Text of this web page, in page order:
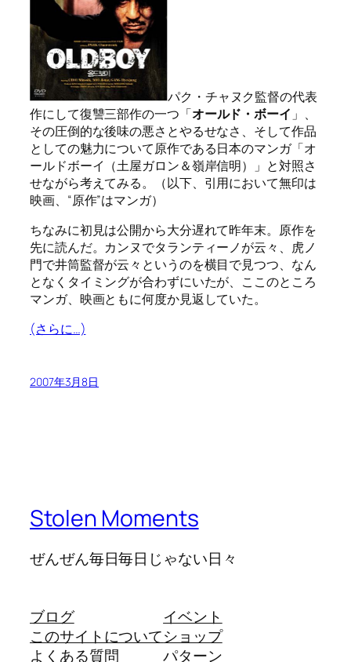
パク・チャヌク監督の代表
作にして復讐三部作の一つ「オールド・ボーイ 」、
その圧倒的な後味の悪さとやるせなさ、そして作品
としての魅力について原作である日本のマンガ「オ
ールドボーイ（土屋ガロン＆嶺岸信明）」と対照さ
せながら考えてみる。（以下、引用において無印は
映画、“原作”はマンガ）
ちなみに初見は公開から大分遅れて昨年末。原作を
先に読んだ。カンヌでタランティーノが云々、虎ノ
門で井筒監督が云々というのを横目で見つつ、なん
となくタイミングが合わずにいたが、ここのところ
マンガ、映画ともに何度か見返していた。
(さらに…)
2007年3月8日
Stolen Moments
ぜんぜん毎日毎日じゃない日々
ブログ
このサイトについて
よくある質問
イベント
ショップ
パターン